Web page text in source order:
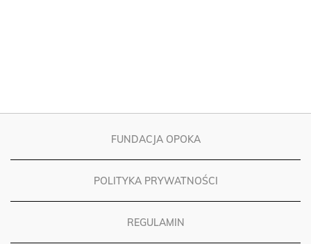
FUNDACJA OPOKA
POLITYKA PRYWATNOŚCI
REGULAMIN